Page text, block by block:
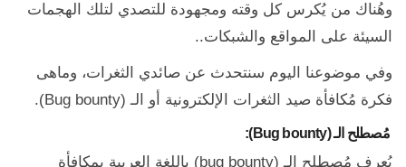
وهُناك من يُكرس كل وقته ومجهودة للتصدي لتلك الهجمات
السيئة على المواقع والشبكات..
وفي موضوعنا اليوم سنتحدث عن صائدي الثغرات، وماهى
فكرة مُكافأة صيد الثغرات الإلكترونية أو الـ (Bug bounty).
مُصطلح الـ (Bug bounty):
يُعرف مُصطلح الـ (bug bounty) باللغة العربية بمكافأة